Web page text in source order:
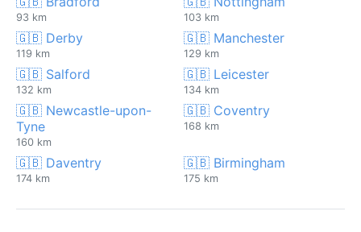
93 km 103 km
🇬🇧 Derby
119 km
🇬🇧 Manchester
129 km
🇬🇧 Salford
132 km
🇬🇧 Leicester
134 km
🇬🇧 Newcastle-upon-
Tyne
160 km
🇬🇧 Coventry
168 km
🇬🇧 Daventry
174 km
🇬🇧 Birmingham
175 km